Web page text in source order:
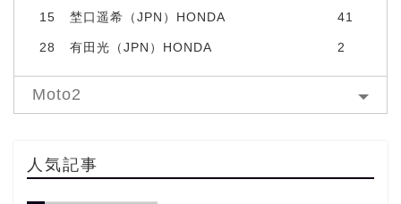
15 埜口遥希（JPN）HONDA 41
28 有田光（JPN）HONDA 2
Moto2
人気記事